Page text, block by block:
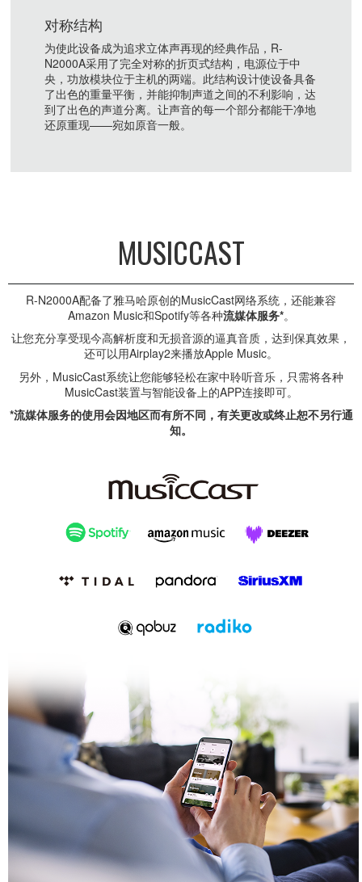
对称结构
为使此设备成为追求立体声再现的经典作品，R-
N2000A采用了完全对称的折页式结构，电源位于中
央，功放模块位于主机的两端。此结构设计使设备具备
了出色的重量平衡，并能抑制声道之间的不利影响，达
到了出色的声道分离。让声音的每一个部分都能干净地
还原重现——宛如原音一般。
MUSICCAST
R-N2000A配备了雅马哈原创的MusicCast网络系统，还能兼容
Amazon Music和Spotify等各种流媒体服务*。
让您充分享受现今高解析度和无损音源的逼真音质，达到保真效果，
还可以用Airplay2来播放Apple Music。
另外，MusicCast系统让您能够轻松在家中聆听音乐，只需将各种
MusicCast装置与智能设备上的APP连接即可。
*流媒体服务的使用会因地区而有所不同，有关更改或终止恕不另行通
知。